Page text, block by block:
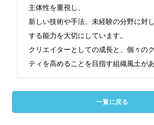
主体性を重視し、
新しい技術や手法、未経験の分野に対
する能力を大切にしています。
クリエイターとしての成長と、個々の
ティを高めることを目指す組織風土があ
一覧に戻る